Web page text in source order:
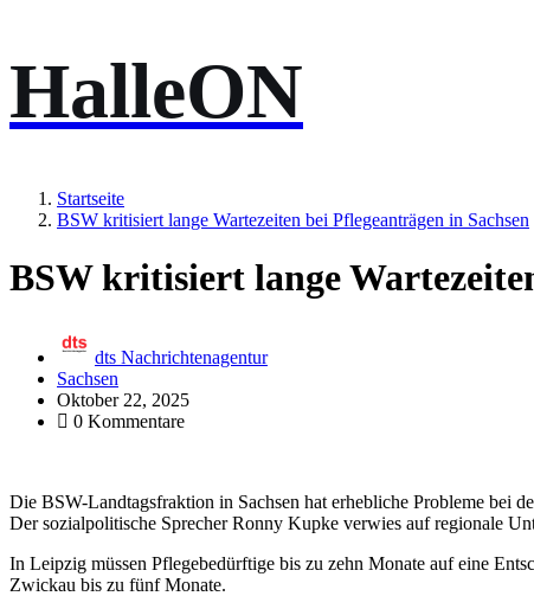
HalleON
Startseite
BSW kritisiert lange Wartezeiten bei Pflegeanträgen in Sachsen
BSW kritisiert lange
dts Nachrichtenagentur
Sachsen
Oktober 22, 2025
0 Kommentare
Die BSW-Landtagsfraktion in Sachsen hat erhebliche Probleme bei
Der sozialpolitische Sprecher Ronny Kupke verwies auf regionale
In Leipzig müssen Pflegebedürftige bis zu zehn Monate auf eine
Zwickau bis zu fünf Monate.